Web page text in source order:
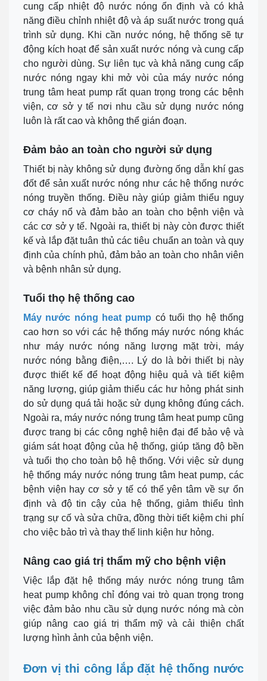
cung cấp nhiệt độ nước nóng ổn định và có khả
năng điều chỉnh nhiệt độ và áp suất nước trong quá
trình sử dụng. Khi cần nước nóng, hệ thống sẽ tự
động kích hoạt để sản xuất nước nóng và cung cấp
cho người dùng. Sự liên tục và khả năng cung cấp
nước nóng ngay khi mở vòi của máy nước nóng
trung tâm heat pump rất quan trọng trong các bệnh
viện, cơ sở y tế nơi nhu cầu sử dụng nước nóng
luôn là rất cao và không thể gián đoạn.
Đảm bảo an toàn cho người sử dụng
Thiết bị này không sử dụng đường ống dẫn khí gas
đốt để sản xuất nước nóng như các hệ thống nước
nóng truyền thống. Điều này giúp giảm thiểu nguy
cơ cháy nổ và đảm bảo an toàn cho bệnh viện và
các cơ sở y tế. Ngoài ra, thiết bị này còn được thiết
kế và lắp đặt tuân thủ các tiêu chuẩn an toàn và quy
định của chính phủ, đảm bảo an toàn cho nhân viên
và bệnh nhân sử dụng.
Tuổi thọ hệ thống cao
Máy nước nóng heat pump có tuổi thọ hệ thống
cao hơn so với các hệ thống máy nước nóng khác
như máy nước nóng năng lượng mặt trời, máy
nước nóng bằng điện,…. Lý do là bởi thiết bị này
được thiết kế để hoạt động hiệu quả và tiết kiệm
năng lượng, giúp giảm thiểu các hư hỏng phát sinh
do sử dụng quá tải hoặc sử dụng không đúng cách.
Ngoài ra, máy nước nóng trung tâm heat pump cũng
được trang bị các công nghệ hiện đại để bảo vệ và
giám sát hoạt động của hệ thống, giúp tăng độ bền
và tuổi thọ cho toàn bộ hệ thống. Với việc sử dụng
hệ thống máy nước nóng trung tâm heat pump, các
bệnh viện hay cơ sở y tế có thể yên tâm về sự ổn
định và độ tin cậy của hệ thống, giảm thiểu tình
trạng sự cố và sửa chữa, đồng thời tiết kiệm chi phí
cho việc bảo trì và thay thế linh kiện hư hỏng.
Nâng cao giá trị thẩm mỹ cho bệnh viện
Việc lắp đặt hệ thống máy nước nóng trung tâm
heat pump không chỉ đóng vai trò quan trọng trong
việc đảm bảo nhu cầu sử dụng nước nóng mà còn
giúp nâng cao giá trị thẩm mỹ và cải thiện chất
lượng hình ảnh của bệnh viện.
Đơn vị thi công lắp đặt hệ thống nước